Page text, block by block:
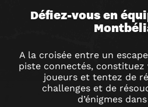
URBAN
QUEST
Défiez-vous en
A la croisée entre un
piste connectés, constituez
joueurs et tentez de
challenges et de
d’énigmes